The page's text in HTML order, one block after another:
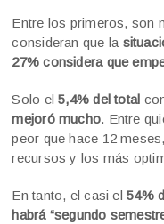
Entre los primeros, son
consideran que la
27% considera que
Solo el 5,4% del total
mejoró mucho. Entre
peor que hace 12
recursos y los más
En tanto, el casi el 54%
habrá “segundo